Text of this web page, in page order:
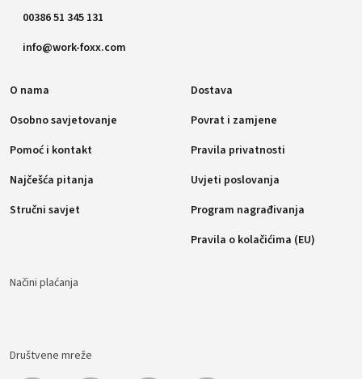
00386 51 345 131
info@work-foxx.com
O nama
Osobno savjetovanje
Pomoć i kontakt
Najčešća pitanja
Stručni savjet
Dostava
Povrat i zamjene
Pravila privatnosti
Uvjeti poslovanja
Program nagrađivanja
Pravila o kolačićima (EU)
Načini plaćanja
Društvene mreže